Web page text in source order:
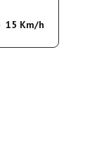
15 Km/h